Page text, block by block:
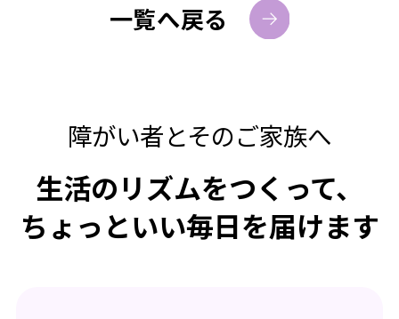
一覧へ戻る
障がい者とそのご家族へ
生活のリズムをつくって、
ちょっといい毎日を届けます